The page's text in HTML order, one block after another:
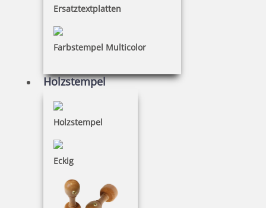
Ersatztextplatten
Farbstempel Multicolor
Holzstempel
Holzstempel
Eckig
Preis pro Stück inkl. 19 % Mwst.
Artikelnummer: EMARKPATRONE
Lieferzeit 1-2 Werktage
Inkjetpatrone für Colop e-mark
für Inkjetpatrone für Colop e-mark - Bestellen
Sie im nächsten Schritt